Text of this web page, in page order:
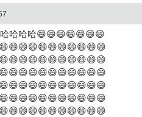
哈哈哈😄😄😄😄😄😄😄